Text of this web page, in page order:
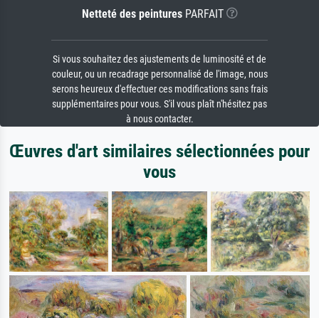
Netteté des peinturesPARFAIT
Si vous souhaitez des ajustements de luminosité et de
couleur, ou un recadrage personnalisé de l'image, nous
serons heureux d'effectuer ces modifications sans frais
supplémentaires pour vous. S'il vous plaît n'hésitez pas
à nous contacter.
Œuvres d'art similaires sélectionnées pour
vous